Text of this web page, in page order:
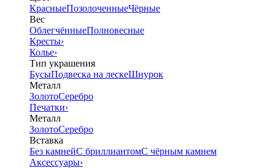
КрасныеПозолоченныеЧёрные
Вес
ОблегчённыеПолновесные
Кресты›
Колье›
Тип украшения
БусыПодвеска на лескеШнурок
Металл
ЗолотоСеребро
Печатки›
Металл
ЗолотоСеребро
Вставка
Без камнейС бриллиантомС чёрным камнем
Аксессуары›